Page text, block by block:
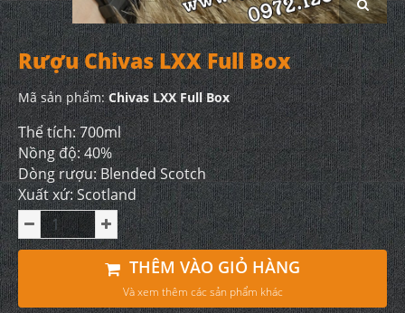
Rượu Chivas LXX Full Box
Mã sản phẩm:Chivas LXX Full Box
Thể tích: 700ml
Nồng độ: 40%
Dòng rượu: Blended Scotch
Xuất xứ: Scotland
THÊM VÀO GIỎ HÀNG
Và xem thêm các sản phẩm khác